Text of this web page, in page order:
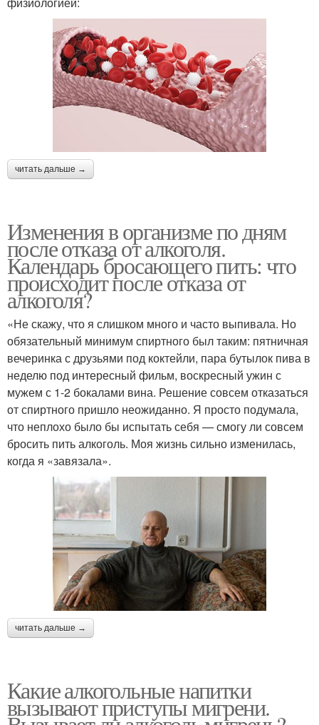
читать дальше →
Изменения в организме по дням
после отказа от алкоголя.
Календарь бросающего пить: что
происходит после отказа от
алкоголя?
«Не скажу, что я слишком много и часто выпивала. Но
обязательный минимум спиртного был таким: пятничная
вечеринка с друзьями под коктейли, пара бутылок пива в
неделю под интересный фильм, воскресный ужин с
мужем с 1-2 бокалами вина. Решение совсем отказаться
от спиртного пришло неожиданно. Я просто подумала,
что неплохо было бы испытать себя — смогу ли совсем
бросить пить алкоголь. Моя жизнь сильно изменилась,
когда я «завязала».
читать дальше →
Какие алкогольные напитки
вызывают приступы мигрени.